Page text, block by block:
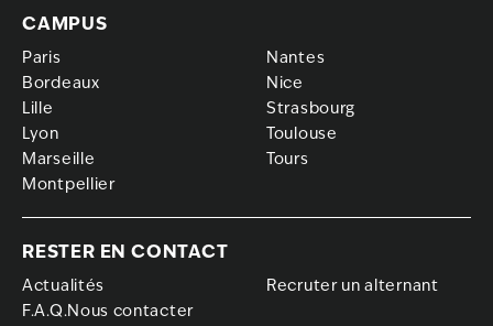
CAMPUS
Paris
Bordeaux
Lille
Lyon
Marseille
Montpellier
Nantes
Nice
Strasbourg
Toulouse
Tours
RESTER EN CONTACT
Actualités
F.A.Q.Nous contacter
Recruter un alternant